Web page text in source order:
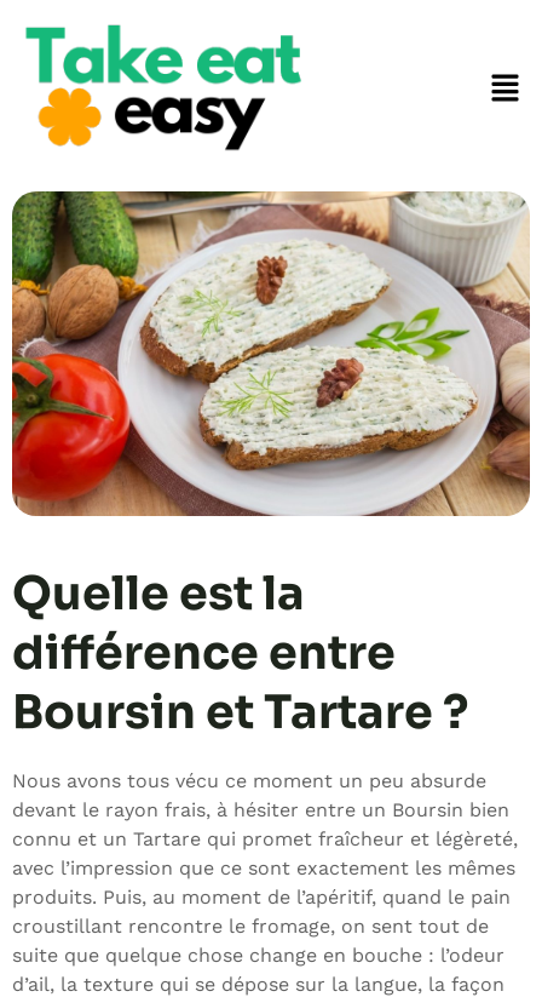
Quelle est la
différence entre
Boursin et Tartare ?
Nous avons tous vécu ce moment un peu absurde
devant le rayon frais, à hésiter entre un Boursin bien
connu et un Tartare qui promet fraîcheur et légèreté,
avec l’impression que ce sont exactement les mêmes
produits. Puis, au moment de l’apéritif, quand le pain
croustillant rencontre le fromage, on sent tout de
suite que quelque chose change en bouche : l’odeur
d’ail, la texture qui se dépose sur la langue, la façon